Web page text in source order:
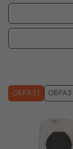
ОБРАЗ 1 ОБРАЗ